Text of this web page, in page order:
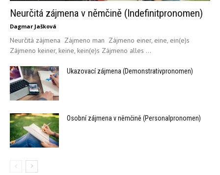
Neurčitá zájmena v němčině (Indefinitpronomen)
Dagmar Jašková
Neurčitá zájmena Zájmeno man Zájmeno einer, eine, ein(e)s
Zájmeno keiner, keine, kein(e)s Zájmeno alles ...
Ukazovací zájmena (Demonstrativpronomen)
Osobní zájmena v němčině (Personalpronomen)